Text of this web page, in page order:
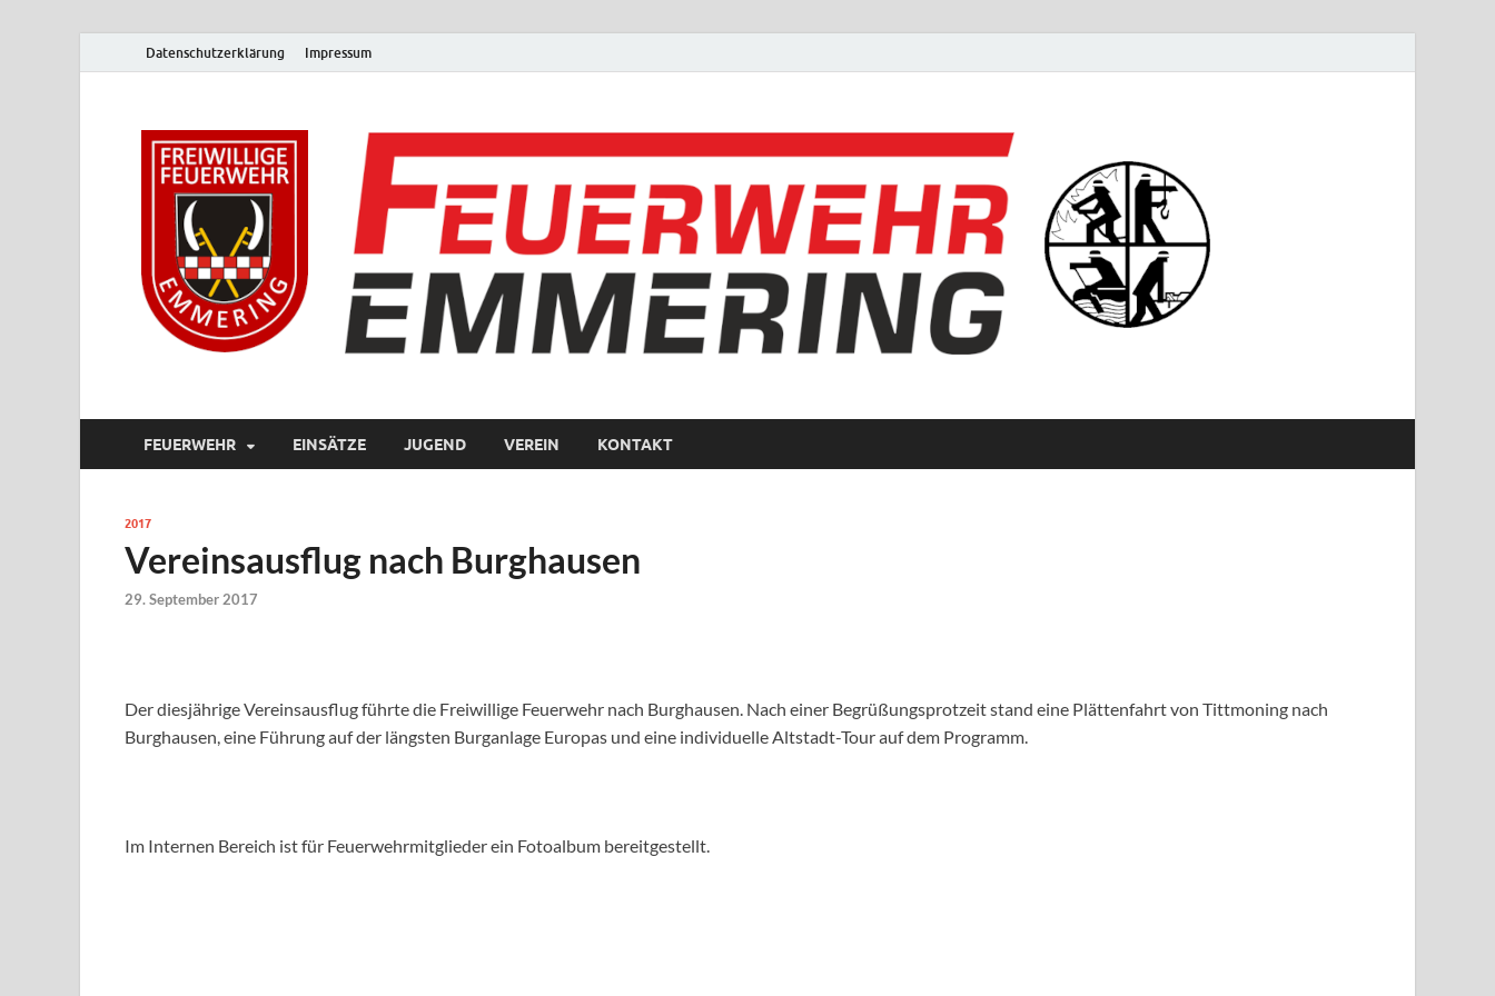
Datenschutzerklärung Impressum
FEUERWEHR EINSÄTZE JUGEND VEREIN KONTAKT
2017
Vereinsausflug nach Burghausen
29. September 2017
Der diesjährige Vereinsausflug führte die Freiwillige Feuerwehr nach Burghausen. Nach einer Begrüßungsprotzeit stand eine Plättenfahrt von Tittmoning nach
Burghausen, eine Führung auf der längsten Burganlage Europas und eine individuelle Altstadt-Tour auf dem Programm.
Im Internen Bereich ist für Feuerwehrmitglieder ein Fotoalbum bereitgestellt.